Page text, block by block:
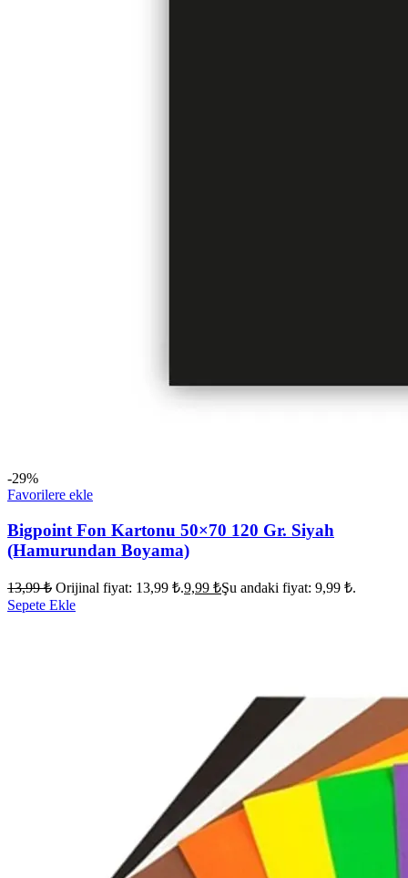
-29%
Favorilere ekle
Bigpoint Fon Kartonu 50×70 120 Gr. Siyah
(Hamurundan Boyama)
13,99₺ Orijinal fiyat: 13,99 ₺.9,99 ₺Şu andaki fiyat: 9,99 ₺.
Sepete Ekle